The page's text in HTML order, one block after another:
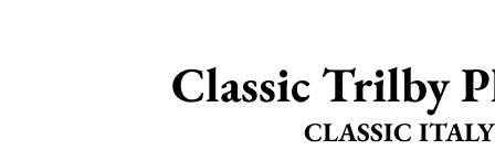
Classic Trilby
CLASSIC ITALY